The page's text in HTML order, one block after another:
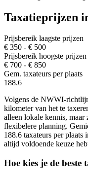
Taxatieprijzen
Prijsbereik laagste prijzen
€ 350 - € 500
Prijsbereik hoogste prijzen
€ 700 - € 850
Gem. taxateurs per plaats
188.6
Volgens de NWWI-
kilometer van het te
alleen lokale kennis,
flexibelere planning.
188.6 taxateurs per
altijd voldoende keuze
Hoe kies je de beste